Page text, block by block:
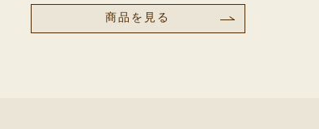
商品を見る